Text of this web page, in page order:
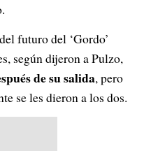
futuro del ‘Gordo’
según dijeron a Pulzo,
de su salida, pero
se les dieron a los dos.